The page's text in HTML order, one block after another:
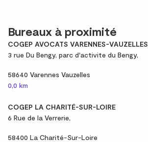
Bureaux à proximité
COGEP AVOCATS VARENNES-VAUZELLES
3 rue Du Bengy, parc d'activite du Bengy,
58640 Varennes Vauzelles
0,0 km
COGEP LA CHARITÉ-SUR-LOIRE
6 Rue de la Verrerie,
58400 La Charité-Sur-Loire